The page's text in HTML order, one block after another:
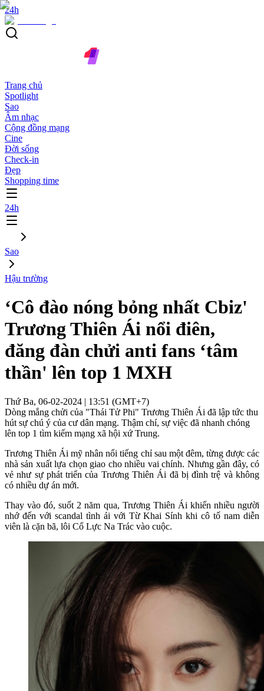
24h
Trang chủ
Spotlight
Sao
Âm nhạc
Cộng đồng mạng
Cine
Đời sống
Check-in
Đẹp
Shopping time
24h
Sao
Hậu trường
‘Cô đào nóng bỏng nhất Cbiz'
Trương Thiên Ái nổi điên,
đăng đàn chửi anti fans ‘tâm
thần' lên top 1 MXH
Thứ Ba, 06-02-2024 | 13:51 (GMT+7)
Dòng mắng chửi của "Thái Tử Phi" Trương Thiên Ái đã lập tức thu
hút sự chú ý của cư dân mạng. Thậm chí, sự việc đã nhanh chóng
lên top 1 tìm kiếm mạng xã hội xứ Trung.
Trương Thiên Ái mỹ nhân nổi tiếng chỉ sau một đêm, từng được các
nhà sản xuất lựa chọn giao cho nhiều vai chính. Nhưng gần đây, có
vẻ như sự phát triển của Trương Thiên Ái đã bị đình trệ và không
có nhiều dự án mới.
Thay vào đó, suốt 2 năm qua, Trương Thiên Ái khiến nhiều người
nhớ đến với scandal tình ái với Từ Khai Sính khi cô tố nam diễn
viên là cặn bã, lôi Cổ Lực Na Trác vào cuộc.